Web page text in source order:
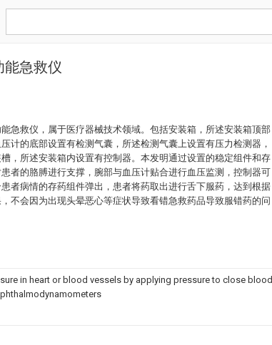
能急救仪
急救仪，属于医疗器械技术领域。包括安装箱，所述安装箱顶部
计的底部设置有检测气囊，所述检测气囊上设置有压力检测器，
，所述安装箱内设置有控制器。本发明通过设置的稳定组件和存
者的胳膊进行支撑，腕部与血压计贴合进行血压监测，控制器可
者病情的存药组件弹出，患者将药取出进行舌下服药，达到根据
不会因为出现头晕恶心等症状导致看错急救药品导致服错药的问
in heart or blood vessels by applying pressure to close blood